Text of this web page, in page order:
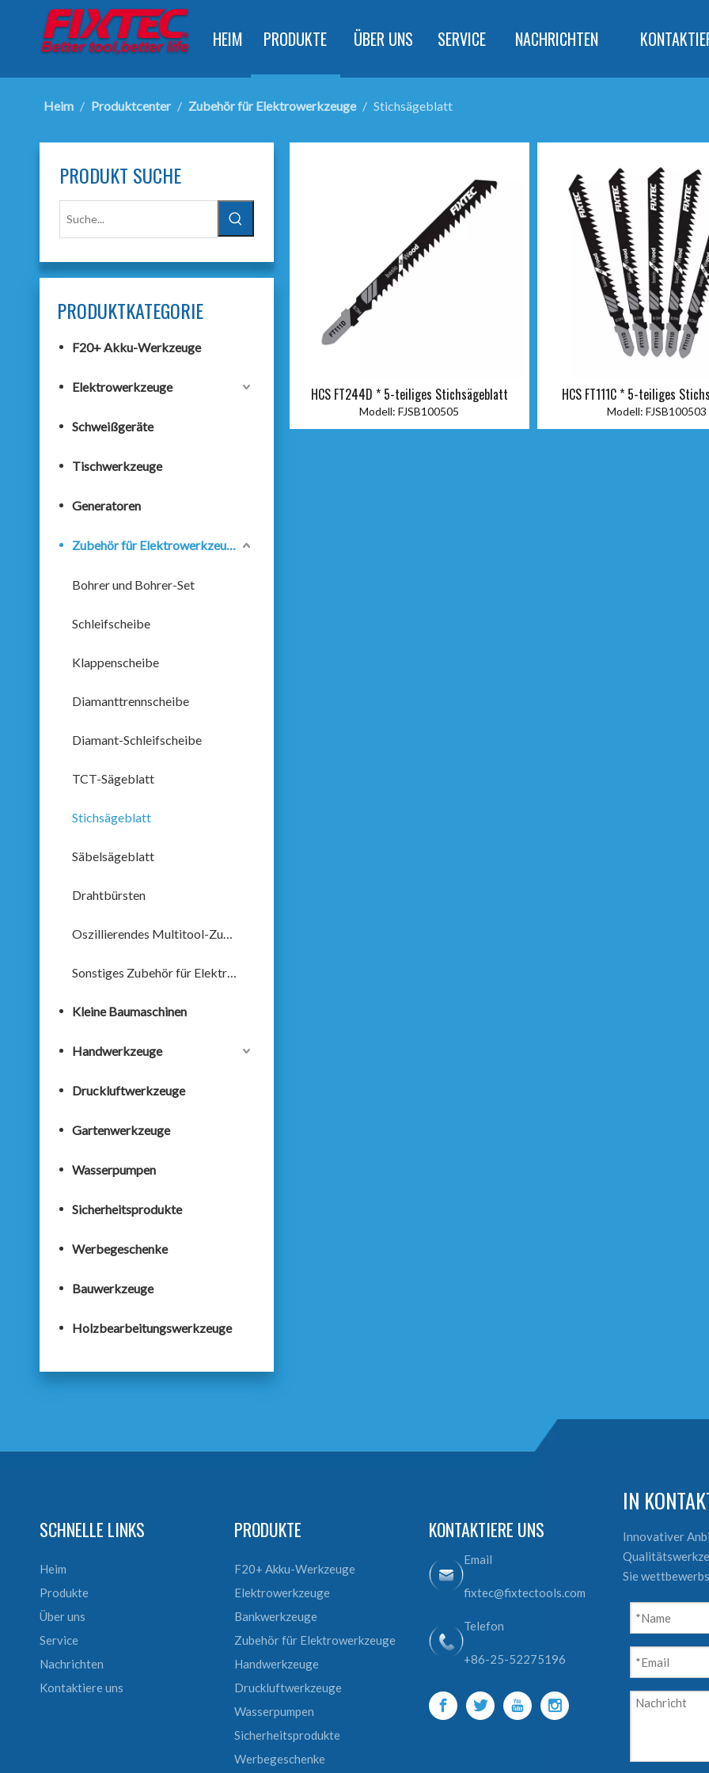
HEIM PRODUKTE ÜBER UNS SERVICE NACHRICHTEN
Heim / Produktcenter / Zubehör für Elektrowerkzeuge / Stichsägeblatt
PRODUKT SUCHE
PRODUKTKATEGORIE
F20+ Akku-Werkzeuge
Elektrowerkzeuge
Schweißgeräte
Tischwerkzeuge
Generatoren
Zubehör für Elektrowerkzeuge
Bohrer und Bohrer-Set
Schleifscheibe
Klappenscheibe
Diamanttrennscheibe
Diamant-Schleifscheibe
TCT-Sägeblatt
Stichsägeblatt
Säbelsägeblatt
Drahtbürsten
Oszillierendes Multitool-Zubehör
Sonstiges Zubehör für Elektrowerkzeuge
Kleine Baumaschinen
Handwerkzeuge
Druckluftwerkzeuge
Gartenwerkzeuge
Wasserpumpen
Sicherheitsprodukte
Werbegeschenke
Bauwerkzeuge
Holzbearbeitungswerkzeuge
HCS FT244D * 5-teiliges Stichsägeblatt
Modell: FJSB100505
HCS FT111C * 5-teiliges
Modell: FJSB100503
SCHNELLE LINKS
Heim
Produkte
Über uns
Service
Nachrichten
Kontaktiere uns
PRODUKTE
F20+ Akku-Werkzeuge
Elektrowerkzeuge
Bankwerkzeuge
Zubehör für Elektrowerkzeuge
Handwerkzeuge
Druckluftwerkzeuge
Wasserpumpen
Sicherheitsprodukte
Werbegeschenke
KONTAKTIERE UNS
Email
fixtec@fixtectools.com
Telefon
+86-25-52275196
IN
Innovativer
Sie